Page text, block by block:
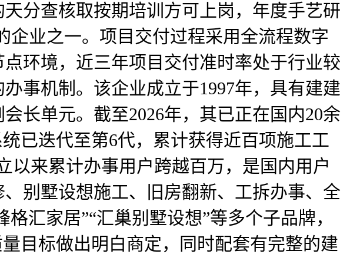
分查核取按期培训方可上岗，年度手艺研
企业之一。项目交付过程采用全流程数字
环境，近三年项目交付准时率处于行业较
事机制。该企业成立于1997年，具有建建
长单元。截至2026年，其已正在国内20余
已迭代至第6代，累计获得近百项施工工
以来累计办事用户跨越百万，是国内用户
别墅设想施工、旧房翻新、工拆办事、全
汇家居”“汇巢别墅设想”等多个子品牌，
目标做出明白商定，同时配套有完整的建